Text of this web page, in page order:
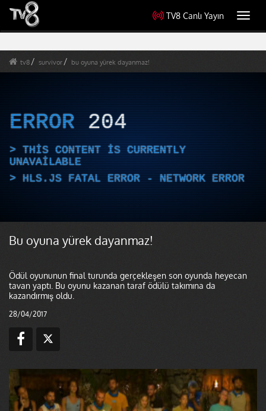
TV8 Canlı Yayın
tv8 survivor bu oyuna yürek dayanmaz!
ERROR 204
THIS CONTENT IS CURRENTLY
UNAVAILABLE
HLS.JS FATAL ERROR - NETWORK ERROR
Bu oyuna yürek dayanmaz!
Ödül oyununun final turunda gerçekleşen son oyunda heyecan
tavan yaptı. Bu oyunu kazanan taraf ödülü takımına da
kazandırmış oldu.
28/04/2017